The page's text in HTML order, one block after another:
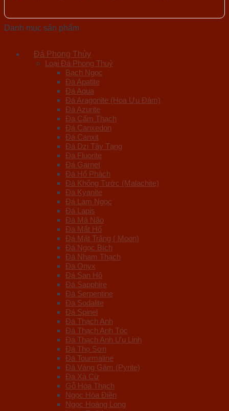
Danh mục sản phẩm
Đá Phong Thủy
Loại Đá Phong Thuỷ
Bạch Ngọc
Đá Apatite
Đá Aqua
Đá Aragonite (Hoa Ưu Đàm)
Đá Azurite
Đá Cẩm Thạch
Đá Canxedon
Đá Canxit
Đá Dzi Tây Tạng
Đá Fluorite
Đá Garnet
Đá Hổ Phách
Đá Khổng Tước (Malachite)
Đá Kyanite
Đá Lam Ngọc
Đá Lapis
Đá Mã Não
Đá Mắt Hổ
Đá Mặt Trăng ( Moon)
Đá Ngọc Bích
Đá Nham Thạch
Đá Onyx
Đá San Hô
Đá Sapphire
Đá Serpentine
Đá Sodalite
Đá Spinel
Đá Thạch Anh
Đá Thạch Anh Tóc
Đá Thạch Anh Ưu Linh
Đá Thọ Sơn
Đá Tourmaline
Đá Vàng Găm (Pyrite)
Đá Xà Cừ
Gỗ Hóa Thạch
Ngọc Hòa Điền
Ngọc Hoàng Long